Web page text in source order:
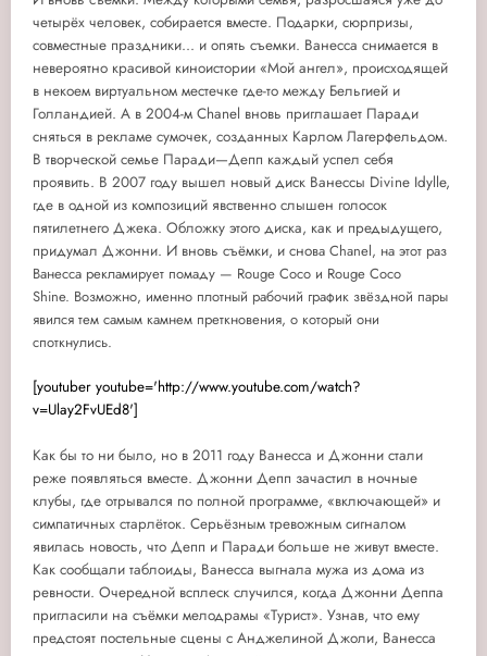
четырёх человек, собирается вместе. Подарки, сюрпризы,
совместные праздники... и опять съемки. Ванесса снимается в
невероятно красивой киноистории «Мой ангел», происходящей
в некоем виртуальном местечке где-то между Бельгией и
Голландией. А в 2004-м Chanel вновь приглашает Паради
сняться в рекламе сумочек, созданных Карлом Лагерфельдом.
В творческой семье Паради—Депп каждый успел себя
проявить. В 2007 году вышел новый диск Ванессы Divine Idylle,
где в одной из композиций явственно слышен голосок
пятилетнего Джека. Обложку этого диска, как и предыдущего,
придумал Джонни. И вновь съёмки, и снова Chanel, на этот раз
Ванесса рекламирует помаду — Rouge Coco и Rouge Coco
Shine. Возможно, именно плотный рабочий график звёздной пары
явился тем самым камнем преткновения, о который они
споткнулись.
[youtuber youtube='http://www.youtube.com/watch?
v=Ulay2FvUEd8']
Как бы то ни было, но в 2011 году Ванесса и Джонни стали
реже появляться вместе. Джонни Депп зачастил в ночные
клубы, где отрывался по полной программе, «включающей» и
симпатичных старлёток. Серьёзным тревожным сигналом
явилась новость, что Депп и Паради больше не живут вместе.
Как сообщали таблоиды, Ванесса выгнала мужа из дома из
ревности. Очередной всплеск случился, когда Джонни Деппа
пригласили на съёмки мелодрамы «Турист». Узнав, что ему
предстоят постельные сцены с Анджелиной Джоли, Ванесса